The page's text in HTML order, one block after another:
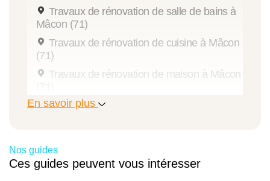
À Mâcon, de nombreux clientsrénovent leur cuisine
fermée des années 80 en espace convivial et
moderne. Ils créent pour cela une cuisine ouverte,
remplacent les meubles, remettent leur cuisine aux
normes électriques et installent un nouvel
d’une douche à l’italienne, l’optimisation des
volumes, l’intégration de revêtements anti-humidité
Travaux de rénovation de salle de bains à
Mâcon (71)
Travaux de rénovation de cuisine à Mâcon
(71)
Travaux de rénovation de maison à Mâcon
Travaux de rénovation d’appartement à
(71)
Aménagement de combles à Mâcon (71)
En savoir plus
Nos guides
Ces guides peuvent vous intéresser